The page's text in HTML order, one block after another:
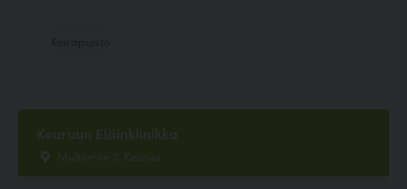
Keuruun Eläinklinikka
Multiantie 7, Keuruu